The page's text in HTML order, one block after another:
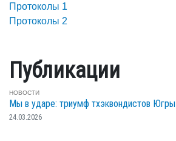
Протоколы 1
Протоколы 2
Публикации
НОВОСТИ
Мы в ударе: триумф тхэквондистов Югры
24.03.2026